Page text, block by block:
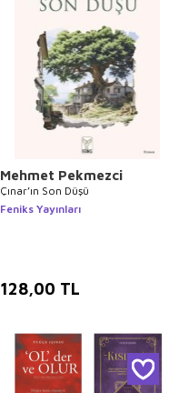
Mehmet Pekmezci
Çınar’ın Son Düşü
Feniks Yayınları
128,00 TL